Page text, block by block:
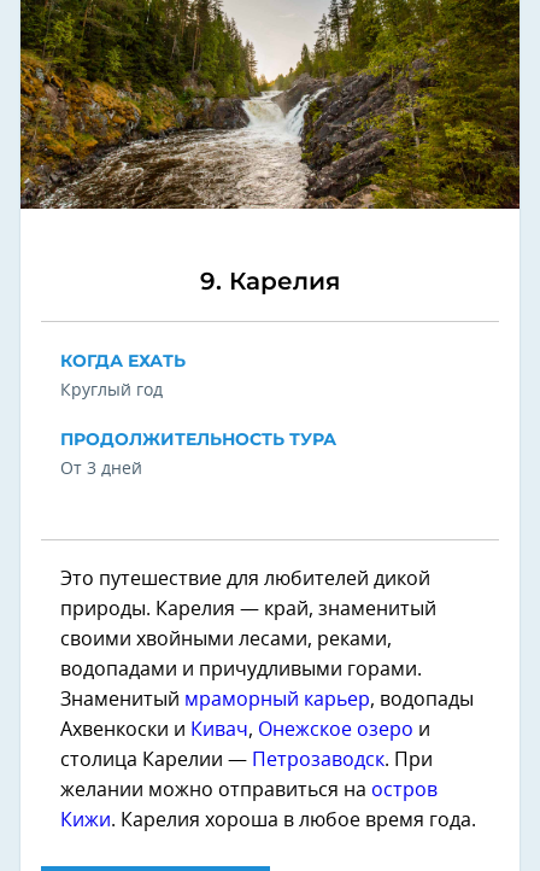
9. Карелия
КОГДА ЕХАТЬ
Круглый год
ПРОДОЛЖИТЕЛЬНОСТЬ ТУРА
От 3 дней
Это путешествие для любителей дикой
природы. Карелия — край, знаменитый
своими хвойными лесами, реками,
водопадами и причудливыми горами.
Знаменитый мраморный карьер, водопады
Ахвенкоски и Кивач, Онежское озеро и
столица Карелии —
Петрозаводск. При
желании можно отправиться на остров
Кижи. Карелия хороша в любое время года.